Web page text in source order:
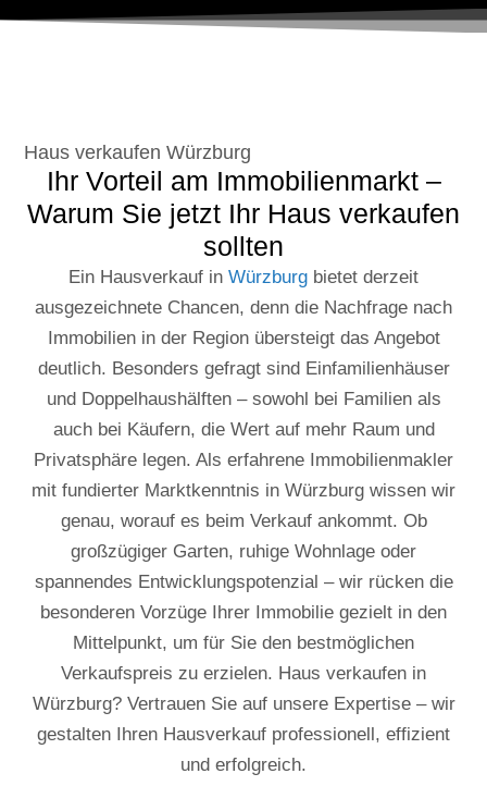
Haus verkaufen Würzburg
Ihr Vorteil am Immobilienmarkt –
Warum Sie jetzt Ihr Haus verkaufen
sollten
Ein Hausverkauf in Würzburg bietet derzeit
ausgezeichnete Chancen, denn die Nachfrage nach
Immobilien in der Region übersteigt das Angebot
deutlich. Besonders gefragt sind Einfamilienhäuser
und Doppelhaushälften – sowohl bei Familien als
auch bei Käufern, die Wert auf mehr Raum und
Privatsphäre legen. Als erfahrene Immobilienmakler
mit fundierter Marktkenntnis in Würzburg wissen wir
genau, worauf es beim Verkauf ankommt. Ob
großzügiger Garten, ruhige Wohnlage oder
spannendes Entwicklungspotenzial – wir rücken die
besonderen Vorzüge Ihrer Immobilie gezielt in den
Mittelpunkt, um für Sie den bestmöglichen
Verkaufspreis zu erzielen. Haus verkaufen in
Würzburg? Vertrauen Sie auf unsere Expertise – wir
gestalten Ihren Hausverkauf professionell, effizient
und erfolgreich.